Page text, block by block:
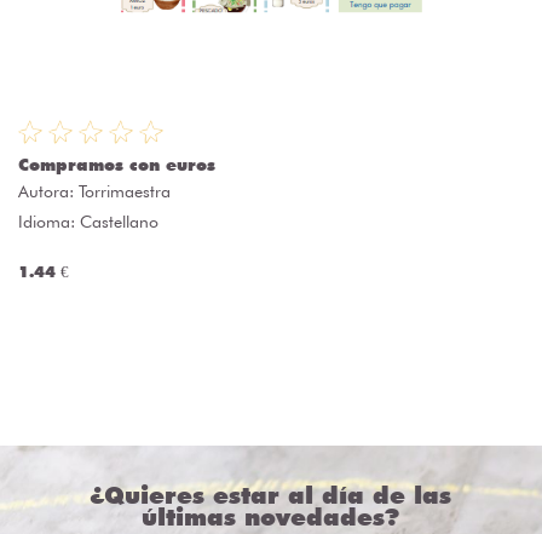
Compramos con euros
Autora: Torrimaestra
Idioma: Castellano
1.44 €
¿Quieres estar al día de las
últimas novedades?